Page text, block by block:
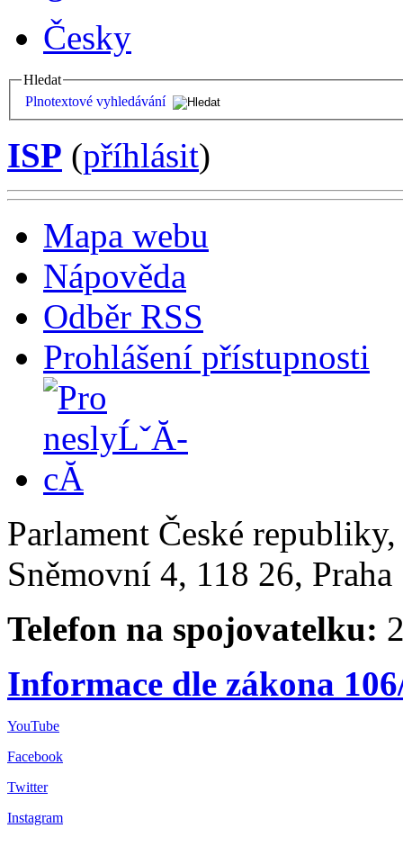
Česky
Hledat
Plnotextové vyhledávání
ISP (příhlásit)
Mapa webu
Nápověda
Odběr RSS
Prohlášení přístupnosti
Parlament České
Sněmovní 4, 118 26,
Telefon na spojovatelku:
Informace dle zákona
YouTube
Facebook
Twitter
Instagram